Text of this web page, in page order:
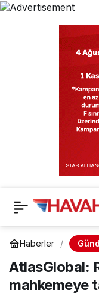
Haberler
AtlasGlobal:
mahkemeye